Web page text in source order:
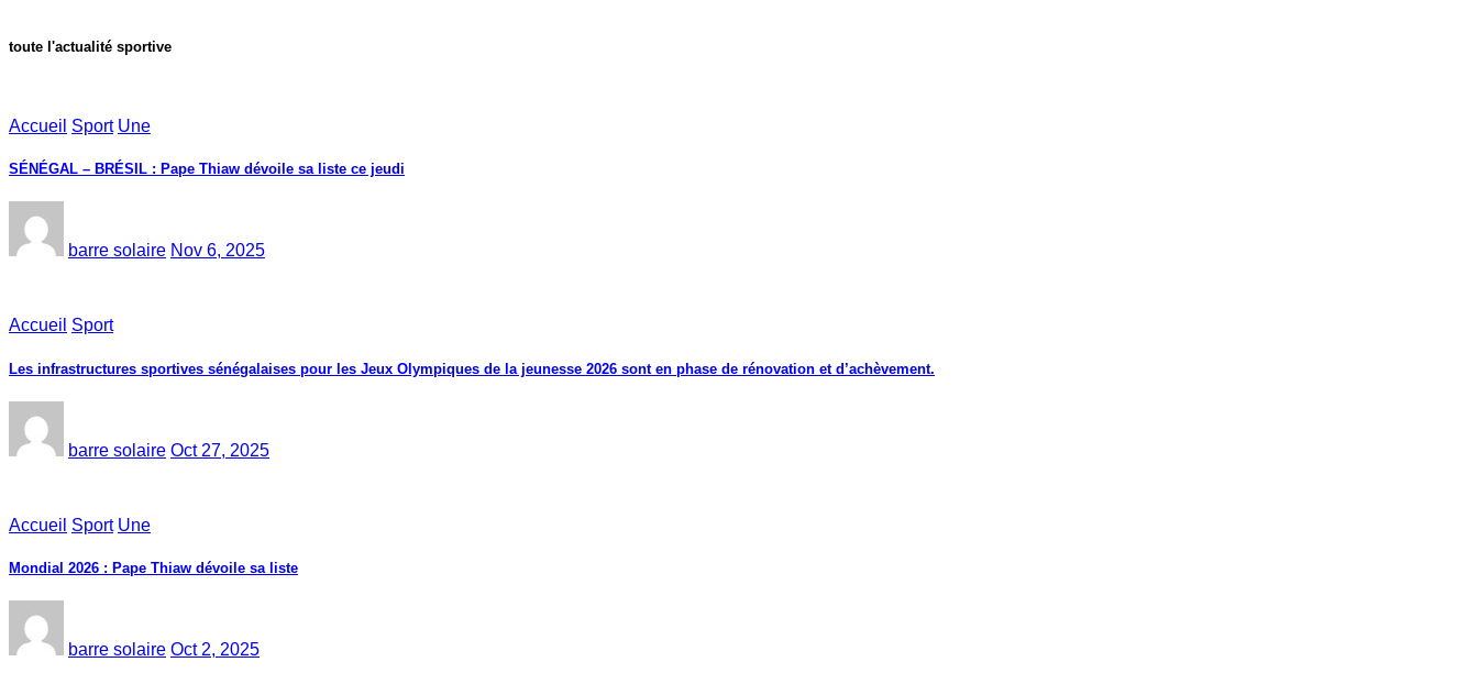
toute l'actualité sportive
Accueil Sport Une
SÉNÉGAL – BRÉSIL : Pape Thiaw dévoile sa liste ce jeudi
barre solaire Nov 6, 2025
Accueil Sport
Les infrastructures sportives sénégalaises pour les Jeux Olympiques de la jeunesse 2026 sont en phase de rénovation et d’achèvement.
barre solaire Oct 27, 2025
Accueil Sport Une
Mondial 2026 : Pape Thiaw dévoile sa liste
barre solaire Oct 2, 2025